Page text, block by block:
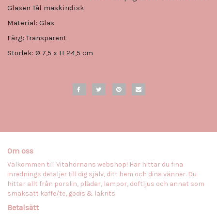
Glasen Tål maskindisk.
Material: Glas
Färg: Transparent
Storlek: Ø 7,5 x H 24,5 cm
Om oss
Välkommen till Vitahörnans webshop! Här hittar du fina
inrednings detaljer till dig själv, ditt hem och dina vänner. Du
hittar allt från porslin, plädar, lampor, doftljus och annat som
smaksatt kaffe/te, godis & lakrits.
Betalsätt